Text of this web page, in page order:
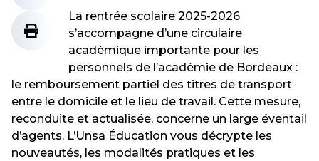
La rentrée scolaire 2025-2026
s’accompagne d’une circulaire
académique importante pour les
personnels de l’académie de Bordeaux :
le remboursement partiel des titres de transport
entre le domicile et le lieu de travail. Cette mesure,
reconduite et actualisée, concerne un large éventail
d’agents. L’Unsa Éducation vous décrypte les
nouveautés, les modalités pratiques et les